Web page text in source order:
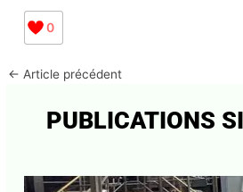
0
← Article précédent
PUBLICATIONS